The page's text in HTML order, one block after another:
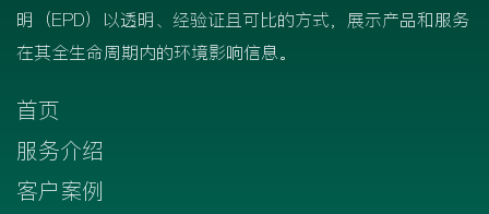
明（EPD）以透明、经验证且可比的方式，展示产品和服务
在其全生命周期内的环境影响信息。
首页
服务介绍
客户案例